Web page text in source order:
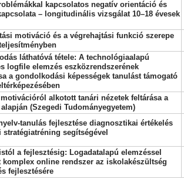
kapcsolatos negatív orientáció és
– longitudinális vizsgálat 10–18 évesek
motiváció és a végrehajtási funkció szerepe
láthatóvá tétele: A technológiaalapú
logfile elemzés eszközrendszerének
a gondolkodási képességek tanulást támogató
alkotott tanári nézetek feltárása a
(Szegedi Tudományegyetem)
tanulás fejlesztése diagnosztikai értékelés
stratégiatréning segítségével
a fejlesztésig: Logadatalapú elemzéssel
komplex online rendszer az iskolakészültség
fejlesztésére